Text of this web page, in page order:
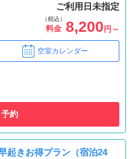
ご利用日未指定
（税込）
料金 8,200 円～
空室カレンダー
約
起きお得プラン（宿泊24